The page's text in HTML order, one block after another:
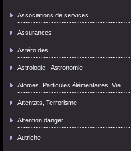
Associations de services
Assurances
Astéroïdes
Astrologie - Astronomie
Atomes, Particules élémentaires, Vie
Attentats, Terrorisme
Attention danger
Autriche